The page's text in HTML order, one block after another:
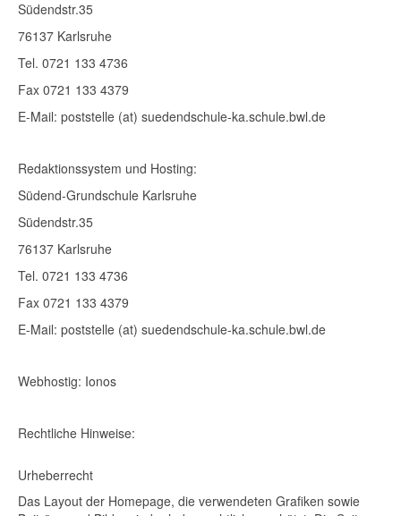
Südendstr.35
76137 Karlsruhe
Tel. 0721 133 4736
Fax 0721 133 4379
E-Mail: poststelle (at) suedendschule-ka.schule.bwl.de
Redaktionssystem und Hosting:
Südend-Grundschule Karlsruhe
Südendstr.35
76137 Karlsruhe
Tel. 0721 133 4736
Fax 0721 133 4379
E-Mail: poststelle (at) suedendschule-ka.schule.bwl.de
Webhostig: Ionos
Rechtliche Hinweise:
Urheberrecht
Das Layout der Homepage, die verwendeten Grafiken sowie